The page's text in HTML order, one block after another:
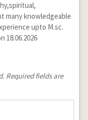
many knowledgeable
upto M.sc.
18.06.2026
Required fields are